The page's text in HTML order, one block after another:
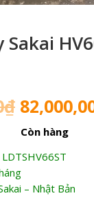
₫ Giá
gốc
là:
Còn hàng
LDTSHV66ST
– Nhật Bản